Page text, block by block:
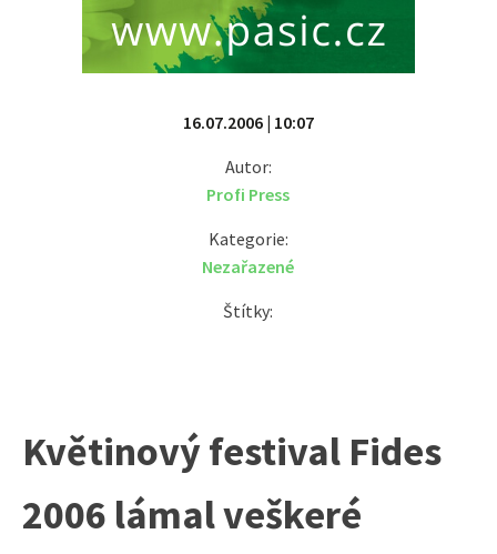
16.07.2006 | 10:07
Autor:
Profi Press
Kategorie:
Nezařazené
Štítky:
Květinový festival Fides
2006 lámal veškeré